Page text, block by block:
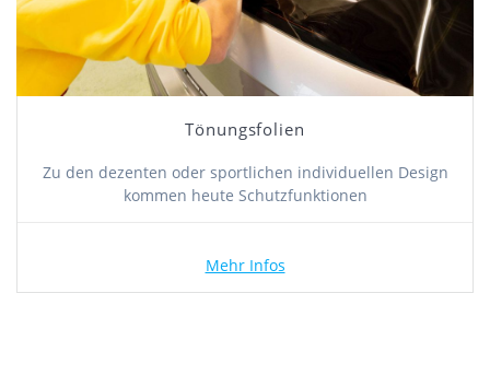
Tönungsfolien
Zu den dezenten oder sportlichen individuellen Design
kommen heute Schutzfunktionen
Mehr Infos